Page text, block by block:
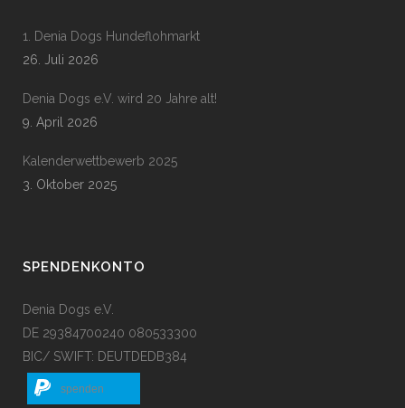
1. Denia Dogs Hundeflohmarkt
26. Juli 2026
Denia Dogs e.V. wird 20 Jahre alt!
9. April 2026
Kalenderwettbewerb 2025
3. Oktober 2025
SPENDENKONTO
Denia Dogs e.V.
DE 29384700240 080533300
BIC/ SWIFT: DEUTDEDB384
spenden